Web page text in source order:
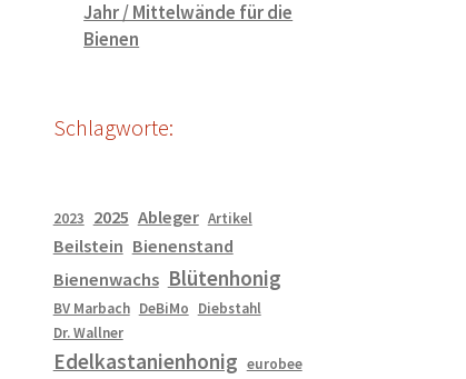
Jahr / Mittelwände für die
Bienen
Schlagworte:
2023 2025 Ableger Artikel
Beilstein Bienenstand
Bienenwachs Blütenhonig
BV Marbach DeBiMo Diebstahl
Dr. Wallner
Edelkastanienhonig eurobee